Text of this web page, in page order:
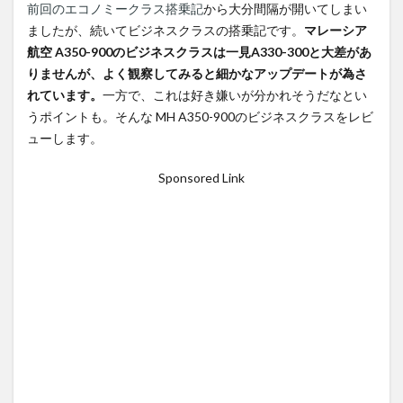
前回のエコノミークラス搭乗記から大分間隔が開いてしまい
ましたが、続いてビジネスクラスの搭乗記です。 マレーシア
航空 A350-900のビジネスクラスは一見A330-300と大差があ
りませんが、よく観察してみると細かなアップデートが為さ
れています。 一方で、これは好き嫌いが分かれそうだなとい
うポイントも。そんな MH A350-900のビジネスクラスをレビ
ューします。
Sponsored Link